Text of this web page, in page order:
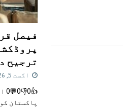
فیصل
ترجیح
اگست 5, 2026
پاکستان